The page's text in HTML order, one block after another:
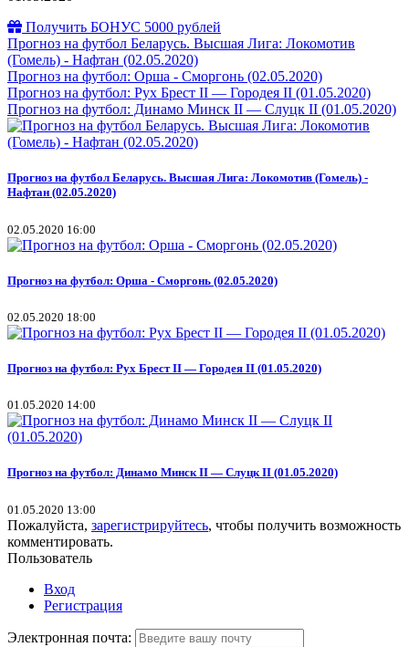
Получить БОНУС 5000 рублей
Прогноз на футбол Беларусь. Высшая Лига: Локомотив
(Гомель) - Нафтан (02.05.2020)
Прогноз на футбол: Орша - Сморгонь (02.05.2020)
Прогноз на футбол: Рух Брест II — Городея II (01.05.2020)
Прогноз на футбол: Динамо Минск II — Слуцк II (01.05.2020)
Прогноз на футбол Беларусь. Высшая Лига: Локомотив (Гомель) -
Нафтан (02.05.2020)
02.05.2020 16:00
Прогноз на футбол: Орша - Сморгонь (02.05.2020)
02.05.2020 18:00
Прогноз на футбол: Рух Брест II — Городея II (01.05.2020)
01.05.2020 14:00
Прогноз на футбол: Динамо Минск II — Слуцк II (01.05.2020)
01.05.2020 13:00
Пожалуйста, зарегистрируйтесь, чтобы получить возможность
комментировать.
Пользователь
Вход
Регистрация
Электронная почта: